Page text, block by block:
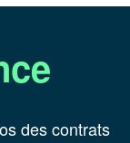
des contrats